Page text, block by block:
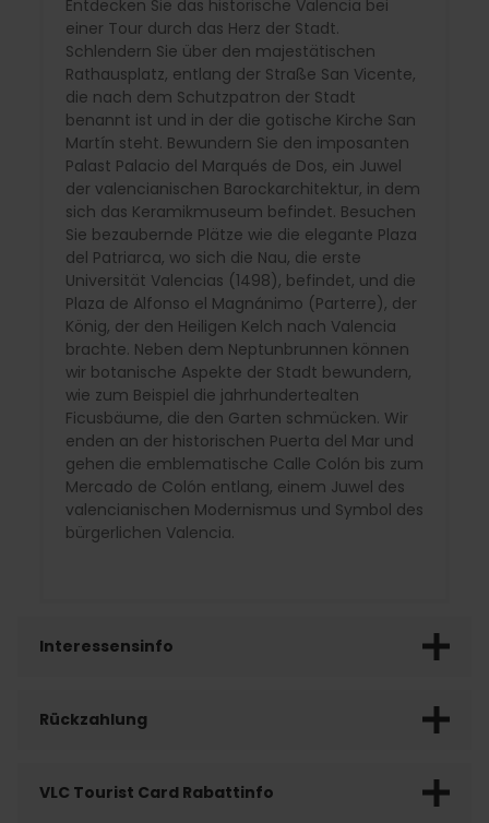
Entdecken Sie das historische Valencia bei
einer Tour durch das Herz der Stadt.
Schlendern Sie über den majestätischen
Rathausplatz, entlang der Straße San Vicente,
die nach dem Schutzpatron der Stadt
benannt ist und in der die gotische Kirche San
Martín steht. Bewundern Sie den imposanten
Palast Palacio del Marqués de Dos, ein Juwel
der valencianischen Barockarchitektur, in dem
sich das Keramikmuseum befindet. Besuchen
Sie bezaubernde Plätze wie die elegante Plaza
del Patriarca, wo sich die Nau, die erste
Universität Valencias (1498), befindet, und die
Plaza de Alfonso el Magnánimo (Parterre), der
König, der den Heiligen Kelch nach Valencia
brachte. Neben dem Neptunbrunnen können
wir botanische Aspekte der Stadt bewundern,
wie zum Beispiel die jahrhundertealten
Ficusbäume, die den Garten schmücken. Wir
enden an der historischen Puerta del Mar und
gehen die emblematische Calle Colón bis zum
Mercado de Colón entlang, einem Juwel des
valencianischen Modernismus und Symbol des
bürgerlichen Valencia.
Interessensinfo
Rückzahlung
VLC Tourist Card Rabattinfo